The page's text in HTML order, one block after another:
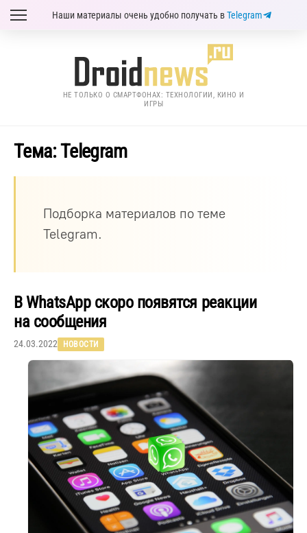
Наши материалы очень удобно получать вTelegram
НЕ ТОЛЬКО О СМАРТФОНАХ: ТЕХНОЛОГИИ, КИНО И
ИГРЫ
Тема: Telegram
Подборка материалов по теме
Telegram.
В WhatsApp скоро появятся реакции
на сообщения
24.03.2022 НОВОСТИ